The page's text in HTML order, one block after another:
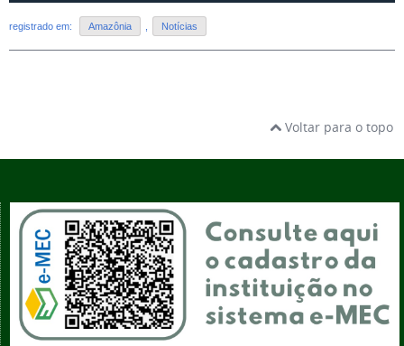
registrado em: Amazônia Notícias
Voltar para o topo